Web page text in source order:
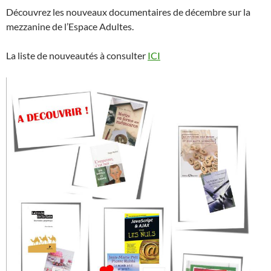
Découvrez les nouveaux documentaires de décembre sur la
mezzanine de l’Espace Adultes.
La liste de nouveautés à consulter ICI